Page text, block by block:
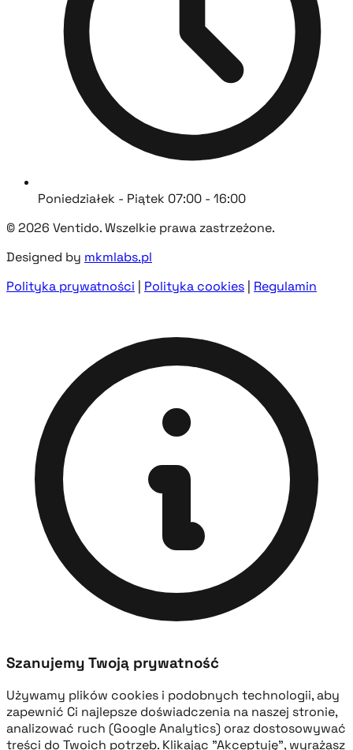
Poniedziałek - Piątek 07:00 - 16:00
© 2026 Ventido. Wszelkie prawa zastrzeżone.
Designed by mkmlabs.pl
Polityka prywatności | Polityka cookies | Regulamin
Szanujemy Twoją prywatność
Używamy plików cookies i podobnych technologii, aby
zapewnić Ci najlepsze doświadczenia na naszej stronie,
analizować ruch (Google Analytics) oraz dostosowywać
treści do Twoich potrzeb. Klikając "Akceptuję", wyrażasz